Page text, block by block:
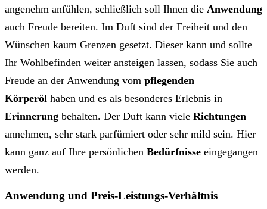
angenehm anfühlen, schließlich soll Ihnen die Anwendung
auch Freude bereiten. Im Duft sind der Freiheit und den
Wünschen kaum Grenzen gesetzt. Dieser kann und sollte
Ihr Wohlbefinden weiter ansteigen lassen, sodass Sie auch
Freude an der Anwendung vom pflegenden
Körperöl haben und es als besonderes Erlebnis in
Erinnerung behalten. Der Duft kann viele Richtungen
annehmen, sehr stark parfümiert oder sehr mild sein. Hier
kann ganz auf Ihre persönlichen Bedürfnisse eingegangen
werden.
Anwendung und Preis-Leistungs-Verhältnis